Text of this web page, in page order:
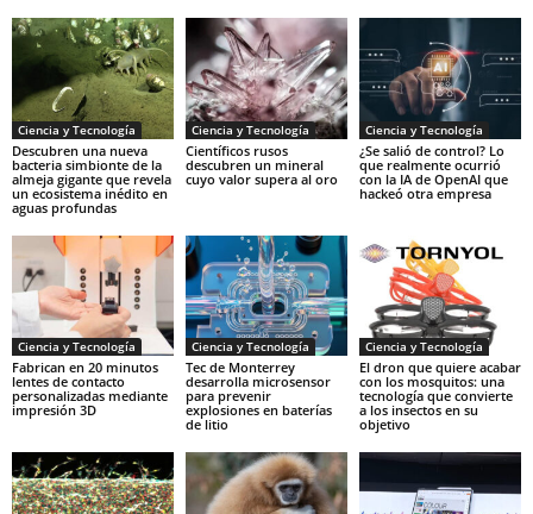
Ciencia y Tecnología
Descubren una nueva
bacteria simbionte de la
almeja gigante que revela
un ecosistema inédito en
aguas profundas
Ciencia y Tecnología
Científicos rusos
descubren un mineral
cuyo valor supera al oro
Ciencia y Tecnología
¿Se salió de control? Lo
que realmente ocurrió
con la IA de OpenAI que
hackeó otra empresa
Ciencia y Tecnología
Fabrican en 20 minutos
lentes de contacto
personalizadas mediante
impresión 3D
Ciencia y Tecnología
Tec de Monterrey
desarrolla microsensor
para prevenir
explosiones en baterías
de litio
Ciencia y Tecnología
El dron que quiere acabar
con los mosquitos: una
tecnología que convierte
a los insectos en su
objetivo